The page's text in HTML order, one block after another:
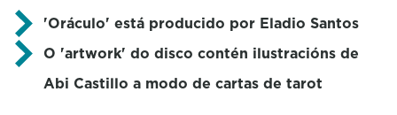
'Oráculo' está producido por Eladio Santos
O 'artwork' do disco contén ilustracións de
Abi Castillo a modo de cartas de tarot